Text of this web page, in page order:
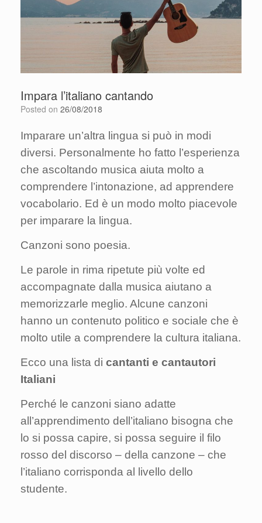
Impara l’italiano cantando
Posted on 26/08/2018
Imparare un’altra lingua si può in modi
diversi. Personalmente ho fatto l’esperienza
che ascoltando musica aiuta molto a
comprendere l’intonazione, ad apprendere
vocabolario. Ed è un modo molto piacevole
per imparare la lingua.
Canzoni sono poesia.
Le parole in rima ripetute più volte ed
accompagnate dalla musica aiutano a
memorizzarle meglio. Alcune canzoni
hanno un contenuto politico e sociale che è
molto utile a comprendere la cultura italiana.
Ecco una lista di cantanti e cantautori
Italiani
Perché le canzoni siano adatte
all’apprendimento dell’italiano bisogna che
lo si possa capire, si possa seguire il filo
rosso del discorso – della canzone – che
l’italiano corrisponda al livello dello
studente.